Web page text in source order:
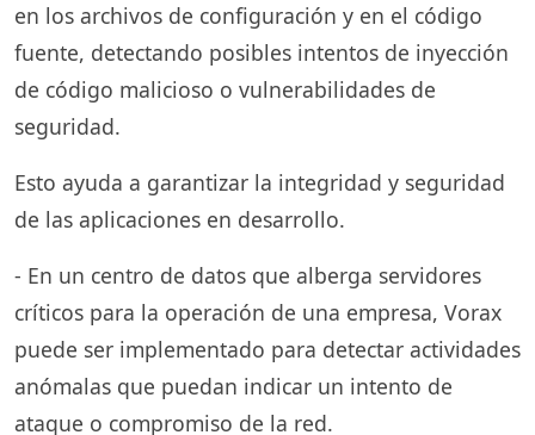
en los archivos de configuración y en el código
fuente, detectando posibles intentos de inyección
de código malicioso o vulnerabilidades de
seguridad.
Esto ayuda a garantizar la integridad y seguridad
de las aplicaciones en desarrollo.
- En un centro de datos que alberga servidores
críticos para la operación de una empresa, Vorax
puede ser implementado para detectar actividades
anómalas que puedan indicar un intento de
ataque o compromiso de la red.